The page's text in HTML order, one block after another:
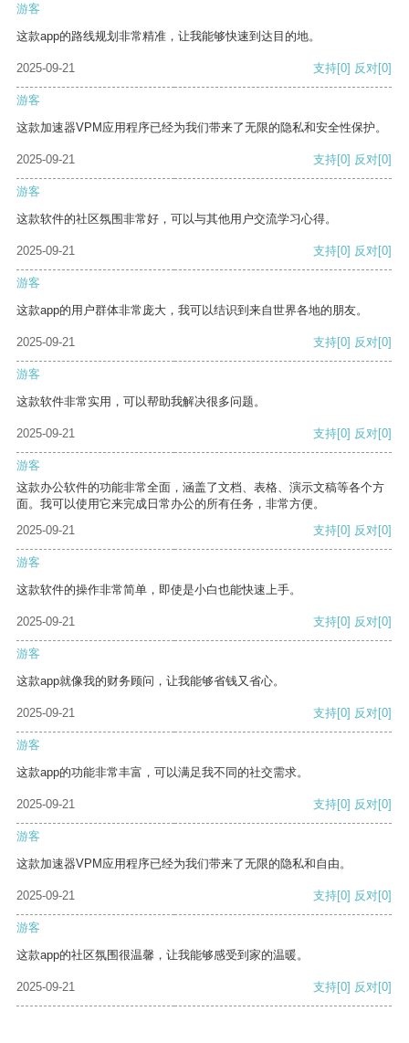
游客
这款app的路线规划非常精准，让我能够快速到达目的地。
2025-09-21 支持[0] 反对[0]
游客
这款加速器VPM应用程序已经为我们带来了无限的隐私和安全性保护。
2025-09-21 支持[0] 反对[0]
游客
这款软件的社区氛围非常好，可以与其他用户交流学习心得。
2025-09-21 支持[0] 反对[0]
游客
这款app的用户群体非常庞大，我可以结识到来自世界各地的朋友。
2025-09-21 支持[0] 反对[0]
游客
这款软件非常实用，可以帮助我解决很多问题。
2025-09-21 支持[0] 反对[0]
游客
这款办公软件的功能非常全面，涵盖了文档、表格、演示文稿等各个方
面。我可以使用它来完成日常办公的所有任务，非常方便。
2025-09-21
支持[0] 反对[0]
游客
这款软件的操作非常简单，即使是小白也能快速上手。
2025-09-21 支持[0] 反对[0]
游客
这款app就像我的财务顾问，让我能够省钱又省心。
2025-09-21 支持[0] 反对[0]
游客
这款app的功能非常丰富，可以满足我不同的社交需求。
2025-09-21 支持[0] 反对[0]
游客
这款加速器VPM应用程序已经为我们带来了无限的隐私和自由。
2025-09-21 支持[0] 反对[0]
游客
这款app的社区氛围很温馨，让我能够感受到家的温暖。
2025-09-21 支持[0] 反对[0]